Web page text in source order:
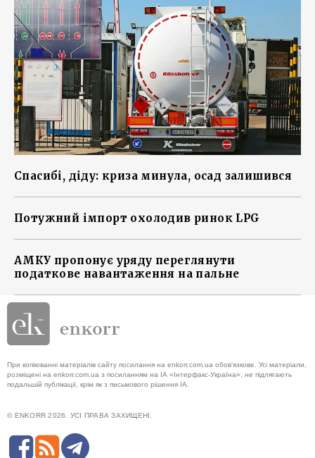
Спасибі, діду: криза минула, осад залишився
Потужний імпорт охолодив ринок LPG
АМКУ пропонує уряду переглянути
податкове навантаження на пальне
При копіюванні матеріалів сайту посилання на enkorr.com.ua обов'язкове. Усі матеріали,
розміщені на enkorr.com.ua з посиланням на ІА «Інтерфакс-Україна», не підлягають
подальшій публікації, крім як з письмового рішення ІА.
© ENKORR 2026. УСІ ПРАВА ЗАХИЩЕНІ.